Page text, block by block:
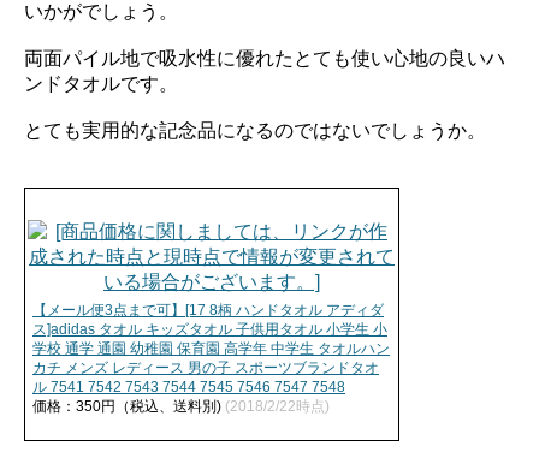
いかがでしょう。
両面パイル地で吸水性に優れたとても使い心地の良いハ
ンドタオルです。
とても実用的な記念品になるのではないでしょうか。
【メール便3点まで可】[17 8柄 ハンドタオル アディダ
ス]adidas タオル キッズタオル 子供用タオル 小学生 小
学校 通学 通園 幼稚園 保育園 高学年 中学生 タオルハン
カチ メンズ レディース 男の子 スポーツブランドタオ
ル 7541 7542 7543 7544 7545 7546 7547 7548
価格：350円（税込、送料別) (2018/2/22時点)